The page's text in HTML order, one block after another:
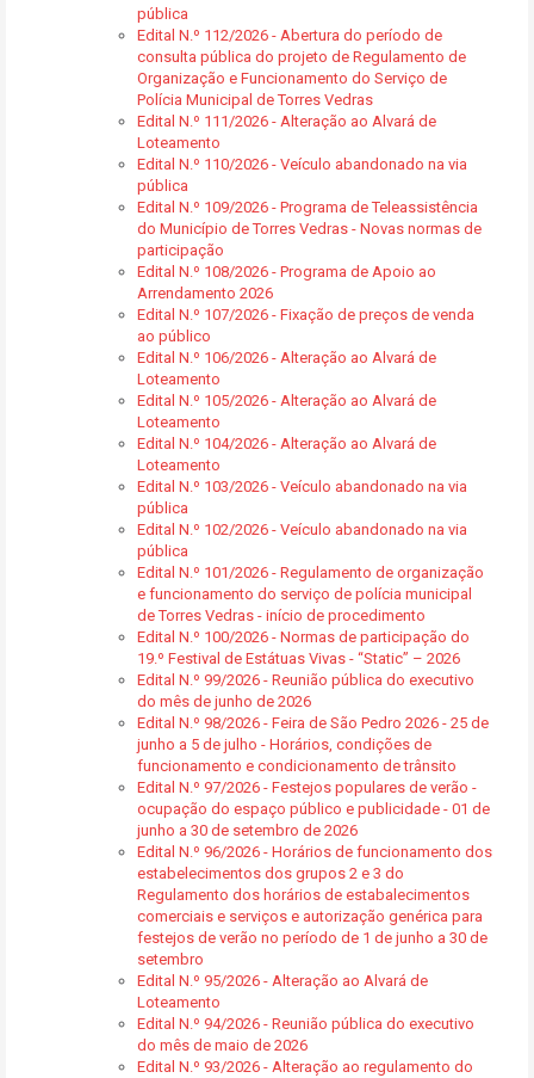
pública
Edital N.º 112/2026 - Abertura do período de
consulta pública do projeto de Regulamento de
Organização e Funcionamento do Serviço de
Polícia Municipal de Torres Vedras
Edital N.º 111/2026 - Alteração ao Alvará de
Loteamento
Edital N.º 110/2026 - Veículo abandonado na via
pública
Edital N.º 109/2026 - Programa de Teleassistência
do Município de Torres Vedras - Novas normas de
participação
Edital N.º 108/2026 - Programa de Apoio ao
Arrendamento 2026
Edital N.º 107/2026 - Fixação de preços de venda
ao público
Edital N.º 106/2026 - Alteração ao Alvará de
Loteamento
Edital N.º 105/2026 - Alteração ao Alvará de
Loteamento
Edital N.º 104/2026 - Alteração ao Alvará de
Loteamento
Edital N.º 103/2026 - Veículo abandonado na via
pública
Edital N.º 102/2026 - Veículo abandonado na via
pública
Edital N.º 101/2026 - Regulamento de organização
e funcionamento do serviço de polícia municipal
de Torres Vedras - início de procedimento
Edital N.º 100/2026 - Normas de participação do
19.º Festival de Estátuas Vivas - “Static” – 2026
Edital N.º 99/2026 - Reunião pública do executivo
do mês de junho de 2026
Edital N.º 98/2026 - Feira de São Pedro 2026 - 25 de
junho a 5 de julho - Horários, condições de
funcionamento e condicionamento de trânsito
Edital N.º 97/2026 - Festejos populares de verão -
ocupação do espaço público e publicidade - 01 de
junho a 30 de setembro de 2026
Edital N.º 96/2026 - Horários de funcionamento dos
estabelecimentos dos grupos 2 e 3 do
Regulamento dos horários de estabalecimentos
comerciais e serviços e autorização genérica para
festejos de verão no período de 1 de junho a 30 de
setembro
Edital N.º 95/2026 - Alteração ao Alvará de
Loteamento
Edital N.º 94/2026 - Reunião pública do executivo
do mês de maio de 2026
Edital N.º 93/2026 - Alteração ao regulamento do